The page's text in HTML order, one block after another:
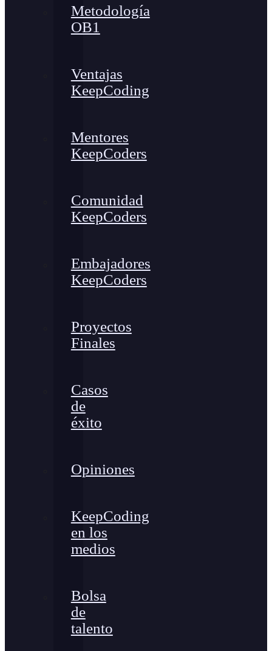
Metodología
OB1
Ventajas
KeepCoding
Mentores
KeepCoders
Comunidad
KeepCoders
Embajadores
KeepCoders
Proyectos
Finales
Casos
de
éxito
Opiniones
KeepCoding
en los
medios
Bolsa
de
talento